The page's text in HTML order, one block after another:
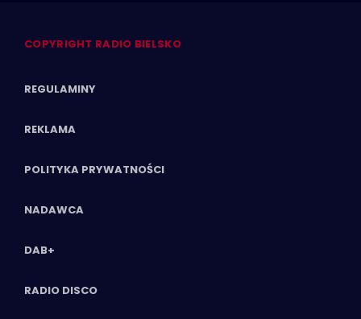
COPYRIGHT RADIO BIELSKO
REGULAMINY
REKLAMA
POLITYKA PRYWATNOŚCI
NADAWCA
DAB+
RADIO DISCO